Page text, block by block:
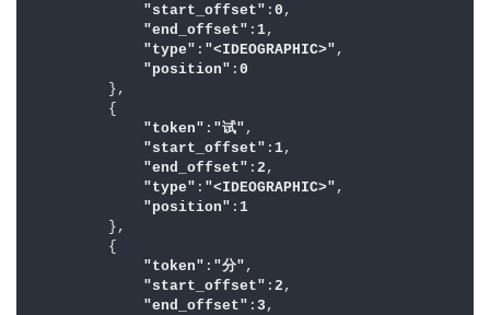
"start_offset" : 0 ,
"end_offset" : 1,
"type" : "<IDEOGRAPHIC>" ,
"position" : 0
"token" : "试" ,
"start_offset" : 1,
"end_offset" : 2 ,
"type" : "<IDEOGRAPHIC>" ,
"position" : 1
"token" : "分" ,
"start_offset" : 2 ,
"end_offset" : 3 ,